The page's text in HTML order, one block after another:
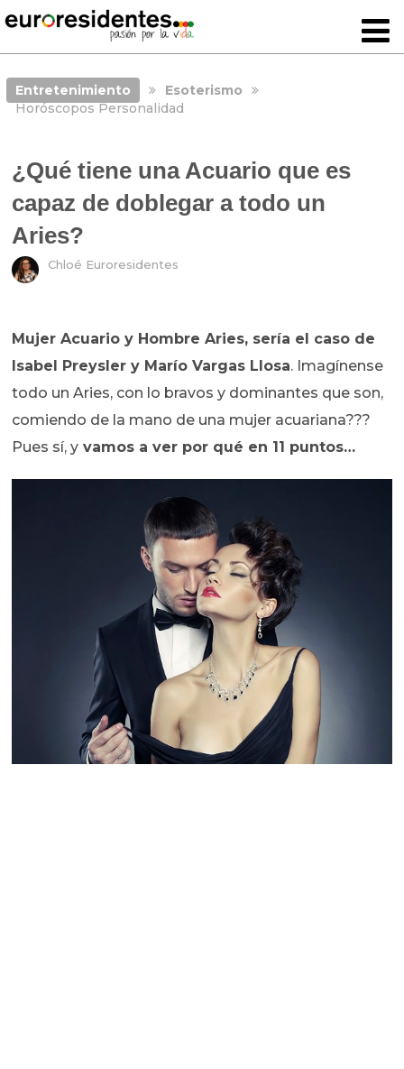
Entretenimiento
Esoterismo
Horóscopos Personalidad
¿Qué tiene una Acuario que es
capaz de doblegar a todo un
Aries?
Chloé Euroresidentes
Mujer Acuario y Hombre Aries, sería el caso de
Isabel Preysler y Marío Vargas Llosa. Imagínense
todo un Aries, con lo bravos y dominantes que son,
comiendo de la mano de una mujer acuariana???
Pues sí, y vamos a ver por qué en 11 puntos…